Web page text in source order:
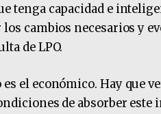
tenga capacidad e
los cambios necesarios y
de LPO.
es el económico. Hay que
de absorber